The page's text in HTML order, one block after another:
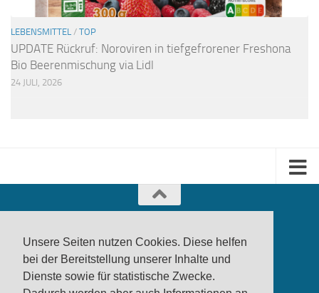
Unsere Seiten nutzen Cookies. Diese helfen
bei der Bereitstellung unserer Inhalte und
Dienste sowie für statistische Zwecke.
LEBENSMITTEL / TOP
UPDATE Rückruf: Noroviren in tiefgefrorener Freshona
Bio Beerenmischung via Lidl
24 JULI, 2026
produktwarnung.eu - 2007-2026